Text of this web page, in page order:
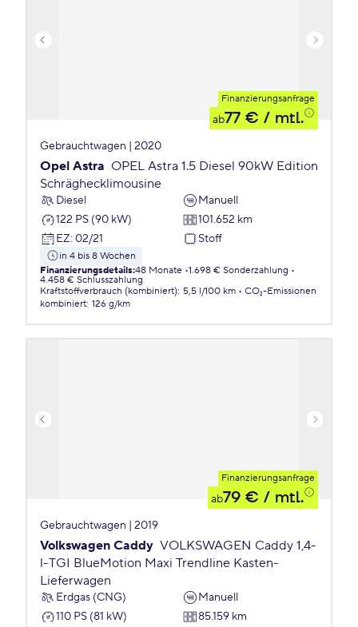
Finanzierungsanfrage
ab77 € / mtl.
Gebrauchtwagen | 2020
Opel Astra OPEL Astra 1.5 Diesel 90kW Edition
Schräghecklimousine
Diesel
Manuell
122 PS (90 kW)
101.652 km
EZ: 02/21 Stoff
in 4 bis 8 Wochen
Finanzierungsdetails:48 Monate 1.698 € Sonderzahlung
4.458 € Schlusszahlung
Kraftstoffverbrauch (kombiniert): 5,5 l/100 km
CO₂-Emissionen
kombiniert: 126 g/km
Finanzierungsanfrage
ab79 € / mtl.
Gebrauchtwagen | 2019
Volkswagen Caddy VOLKSWAGEN Caddy 1,4-
l-TGI BlueMotion Maxi Trendline Kasten-
Lieferwagen
Erdgas (CNG)
Manuell
110 PS (81 kW)
85.159 km